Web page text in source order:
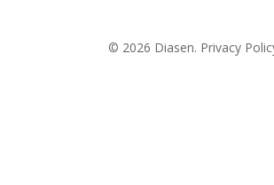
© 2026 Diasen. Privacy